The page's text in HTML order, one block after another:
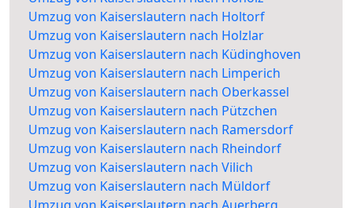
Umzug von Kaiserslautern nach Holtorf
Umzug von Kaiserslautern nach Holzlar
Umzug von Kaiserslautern nach Küdinghoven
Umzug von Kaiserslautern nach Limperich
Umzug von Kaiserslautern nach Oberkassel
Umzug von Kaiserslautern nach Pützchen
Umzug von Kaiserslautern nach Ramersdorf
Umzug von Kaiserslautern nach Rheindorf
Umzug von Kaiserslautern nach Vilich
Umzug von Kaiserslautern nach Müldorf